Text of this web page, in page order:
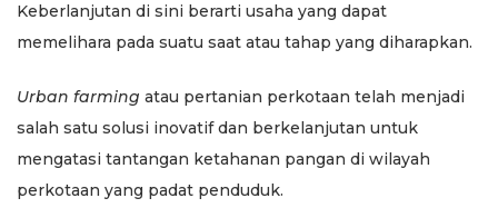
Keberlanjutan di sini berarti usaha yang dapat
memelihara pada suatu saat atau tahap yang diharapkan.
Urban farming atau pertanian perkotaan telah menjadi
salah satu solusi inovatif dan berkelanjutan untuk
mengatasi tantangan ketahanan pangan di wilayah
perkotaan yang padat penduduk.